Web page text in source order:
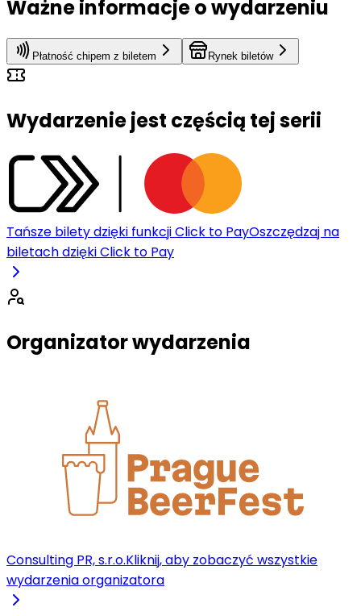
Ważne informacje o wydarzeniu
Płatność chipem z biletem Rynek biletów
Wydarzenie jest częścią tej serii
Tańsze bilety dzięki funkcji Click to PayOszczędzaj na
biletach dzięki Click to Pay
Organizator wydarzenia
Consulting PR, s.r.o.Kliknij, aby zobaczyć wszystkie
wydarzenia organizatora